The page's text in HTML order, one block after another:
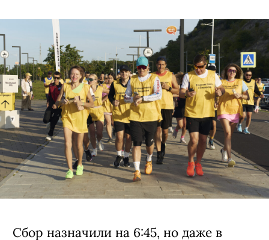
Сбор назначили на 6:45, но даже в